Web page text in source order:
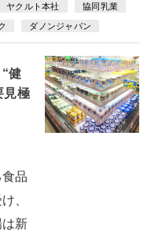
ヤクルト本社 協同乳業
ダノンジャパン
健
見極
品
、
新